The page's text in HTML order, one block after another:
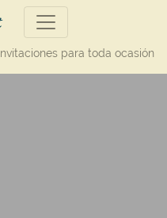
para toda ocasión